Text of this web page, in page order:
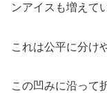
ンアイスも増えて
これは公平に分け
この凹みに沿って